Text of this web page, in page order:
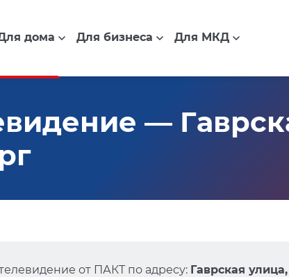
дома Для бизнеса Для МКД
—
от ПАКТ по адресу: Гаврская